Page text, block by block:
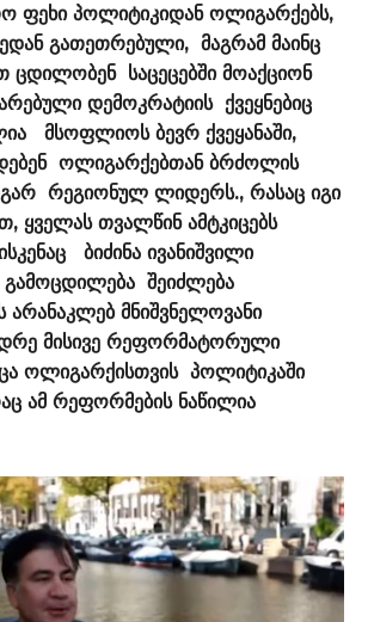
ფეხი პოლიტიკიდან ოლიგარქებს,
გათეთრებული, მაგრამ მაინც
ცდილობენ საცეცებში მოაქციონ
დემოკრატიის ქვეყნებიც
მსოფლიოს ბევრ ქვეყანაში,
ოლიგარქებთან ბრძოლის
რეგიონულ ლიდერს., რასაც იგი
ყველას თვალწინ ამტკიცებს
ბიძინა ივანიშვილი
გამოცდილება შეიძლება
მნიშვნელოვანი
მისივე რეფორმატორული
ოლიგარქისთვის პოლიტიკაში
ამ რეფორმების ნაწილია